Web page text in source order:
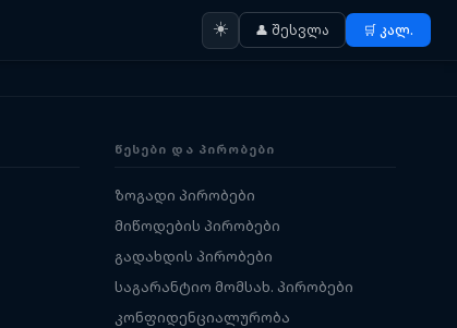
☀️ 👤 შესვლა 🛒 კალ.
ᲬᲔᲡᲔᲑᲘ ᲓᲐ ᲞᲘᲠᲝᲑᲔᲑᲘ
ზოგადი პირობები
მიწოდების პირობები
გადახდის პირობები
საგარანტიო მომსახ. პირობები
კონფიდენციალურობა